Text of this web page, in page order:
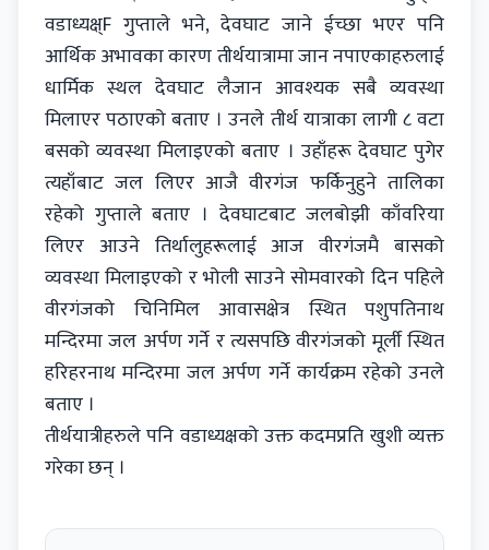
वडाध्यक्ष्F गुप्ताले भने, देवघाट जाने ईच्छा भएर पनि
आर्थिक अभावका कारण तीर्थयात्रामा जान नपाएकाहरुलाई
धार्मिक स्थल देवघाट लैजान आवश्यक सबै व्यवस्था
मिलाएर पठाएको बताए । उनले तीर्थ यात्राका लागी ८ वटा
बसको व्यवस्था मिलाइएको बताए । उहाँहरू देवघाट पुगेर
त्यहाँबाट जल लिएर आजै वीरगंज फर्किनुहुने तालिका
रहेको गुप्ताले बताए । देवघाटबाट जलबोझी काँवरिया
लिएर आउने तिर्थालुहरूलाई आज वीरगंजमै बासको
व्यवस्था मिलाइएको र भोली साउने सोमवारको दिन पहिले
वीरगंजको चिनिमिल आवासक्षेत्र स्थित पशुपतिनाथ
मन्दिरमा जल अर्पण गर्ने र त्यसपछि वीरगंजको मूर्ली स्थित
हरिहरनाथ मन्दिरमा जल अर्पण गर्ने कार्यक्रम रहेको उनले
बताए ।
तीर्थयात्रीहरुले पनि वडाध्यक्षको उक्त कदमप्रति खुशी व्यक्त
गरेका छन् ।